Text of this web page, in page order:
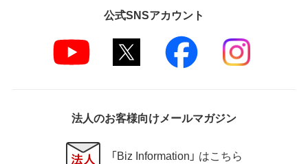
公式SNSアカウント
法人のお客様向けメールマガジン
「Biz Information」 はこちら